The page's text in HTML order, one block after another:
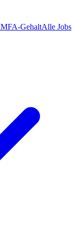
MFA-GehaltAlle Jobs